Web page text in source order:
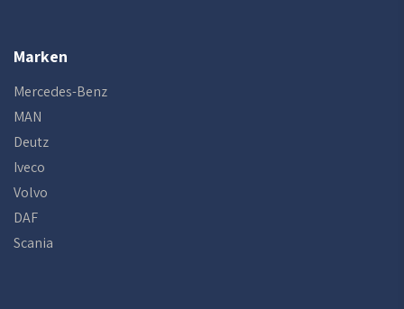
Marken
Mercedes-Benz
MAN
Deutz
Iveco
Volvo
DAF
Scania